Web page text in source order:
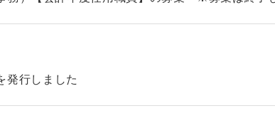
発行しました